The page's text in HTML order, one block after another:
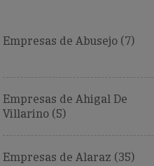
Empresas de Abusejo (7)
Empresas de Ahigal De
Villarino (5)
Empresas de Alaraz (35)